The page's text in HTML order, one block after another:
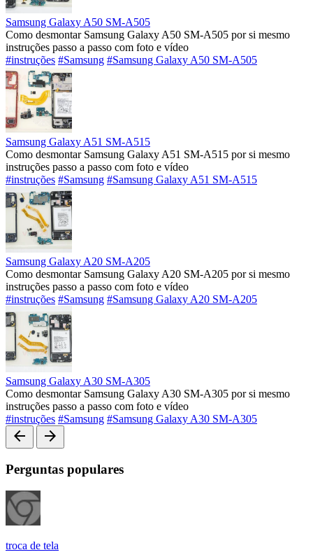
Samsung Galaxy A50 SM-A505
Como desmontar Samsung Galaxy A50 SM-A505 por si mesmo
instruções passo a passo com foto e vídeo
#instruções #Samsung #Samsung Galaxy A50 SM-A505
Samsung Galaxy A51 SM-A515
Como desmontar Samsung Galaxy A51 SM-A515 por si mesmo
instruções passo a passo com foto e vídeo
#instruções #Samsung #Samsung Galaxy A51 SM-A515
Samsung Galaxy A20 SM-A205
Como desmontar Samsung Galaxy A20 SM-A205 por si mesmo
instruções passo a passo com foto e vídeo
#instruções #Samsung #Samsung Galaxy A20 SM-A205
Samsung Galaxy A30 SM-A305
Como desmontar Samsung Galaxy A30 SM-A305 por si mesmo
instruções passo a passo com foto e vídeo
#instruções #Samsung #Samsung Galaxy A30 SM-A305
arrow_back arrow_forward
Perguntas populares
troca de tela